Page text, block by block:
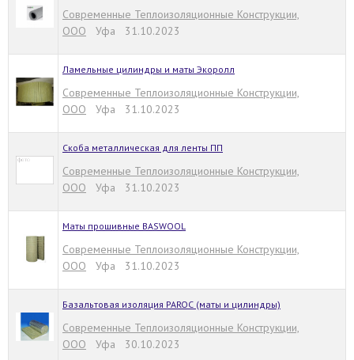
Современные Теплоизоляционные Конструкции,
ООО Уфа 31.10.2023
Ламельные цилиндры и маты Экоролл
Современные Теплоизоляционные Конструкции,
ООО Уфа 31.10.2023
Скоба металлическая для ленты ПП
Современные Теплоизоляционные Конструкции,
ООО Уфа 31.10.2023
Маты прошивные BASWOOL
Современные Теплоизоляционные Конструкции,
ООО Уфа 31.10.2023
Базальтовая изоляция PAROC (маты и цилиндры)
Современные Теплоизоляционные Конструкции,
ООО Уфа 30.10.2023